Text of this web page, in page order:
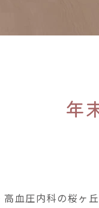
年
血圧内科の桜ヶ丘